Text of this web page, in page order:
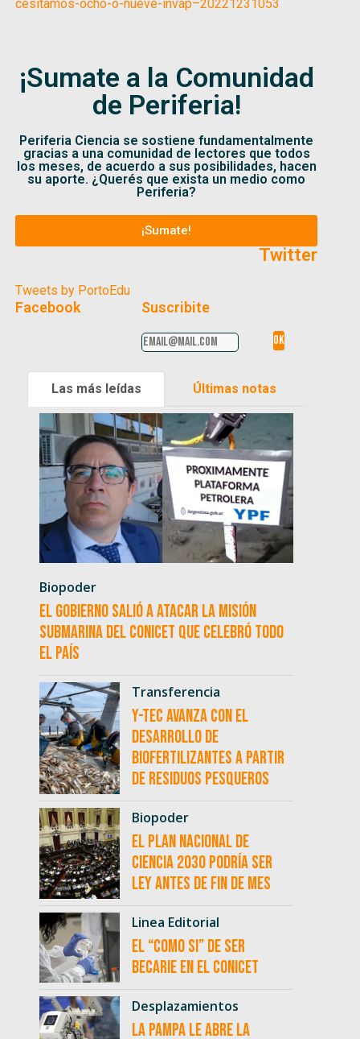
cesitamos-ocho-o-nueve-invap–20221231053
¡Sumate a la Comunidad
de Periferia!
Periferia Ciencia se sostiene fundamentalmente
gracias a una comunidad de lectores que todos
los meses, de acuerdo a sus posibilidades, hacen
su aporte. ¿Querés que exista un medio como
Periferia?
¡Sumate!
Twitter
Tweets by PortoEdu
Facebook Suscribite
Las más leídas Últimas notas
Biopoder
El Gobierno salió a atacar la misión
submarina del CONICET que celebró todo
el país
Transferencia
Y-TEC avanza con el
desarrollo de
biofertilizantes a partir
de residuos pesqueros
Biopoder
El Plan Nacional de
Ciencia 2030 podría ser
ley antes de fin de mes
Linea Editorial
El “como si” de ser
becarie en el CONICET
Desplazamientos
La Pampa le abre la